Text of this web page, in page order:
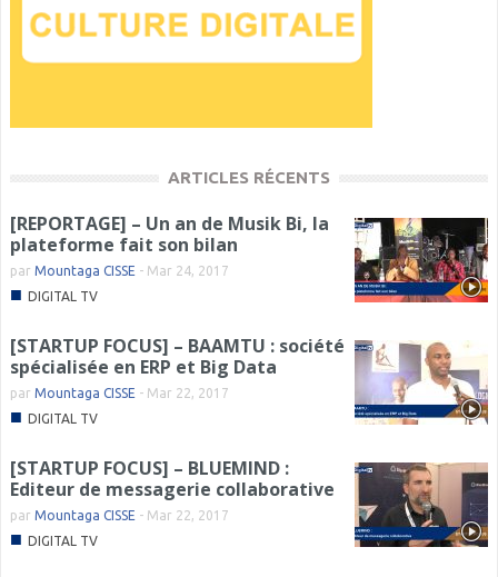
ARTICLES RÉCENTS
[REPORTAGE] – Un an de Musik Bi, la
plateforme fait son bilan
par Mountaga CISSE - Mar 24, 2017
■ DIGITAL TV
[STARTUP FOCUS] – BAAMTU : société
spécialisée en ERP et Big Data
par Mountaga CISSE - Mar 22, 2017
■ DIGITAL TV
[STARTUP FOCUS] – BLUEMIND :
Editeur de messagerie collaborative
par Mountaga CISSE - Mar 22, 2017
■ DIGITAL TV